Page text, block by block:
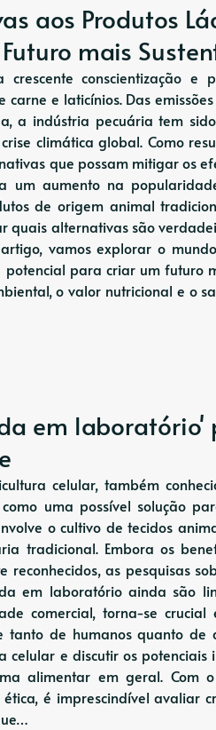
aos Produtos
mais
conscientização e
e laticínios. Das
a indústria pecuária tem
climática global. Como
que possam mitigar os
um aumento na
de origem animal
quais alternativas são
vamos explorar o
para criar um futuro
o valor nutricional e o
em laboratório'
celular, também
uma possível solução
o cultivo de tecidos
tradicional. Embora os
as pesquisas
em laboratório ainda são
comercial, torna-se crucial
de humanos quanto de
e discutir os potenciais
alimentar em geral. Com
é imprescindível avaliar